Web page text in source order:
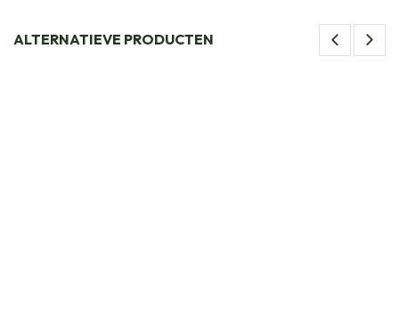
ALTERNATIEVE PRODUCTEN